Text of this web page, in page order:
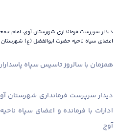
دیدار سرپرست فرمانداری شهرستان آوج، امام
اعضای سپاه ناحیه حضرت ابوالفضل (ع) شهرستان
همزمان با سالروز تاسیس سپاه
دیدار سرپرست فرمانداری شهرستان
ادارات با فرمانده و اعضای سپاه
آوج